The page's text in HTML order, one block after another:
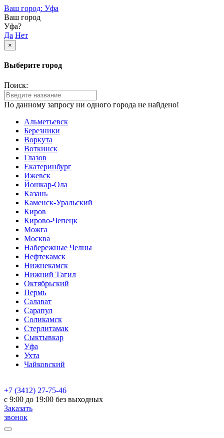
Ваш город: Уфа
Ваш город
Уфа?
Да Нет
×
Выберите город
Поиск:
По данному запросу ни одного города не найдено!
Альметьевск
Березники
Воркута
Воткинск
Глазов
Екатеринбург
Ижевск
Йошкар-Ола
Казань
Каменск-Уральский
Киров
Кирово-Чепецк
Можга
Москва
Набережные Челны
Нефтекамск
Нижнекамск
Нижний Тагил
Октябрьский
Пермь
Салават
Сарапул
Соликамск
Стерлитамак
Сыктывкар
Уфа
Ухта
Чайковский
+7 (3412) 27-75-46
c 9:00 до 19:00 без выходных
Заказать
звонок